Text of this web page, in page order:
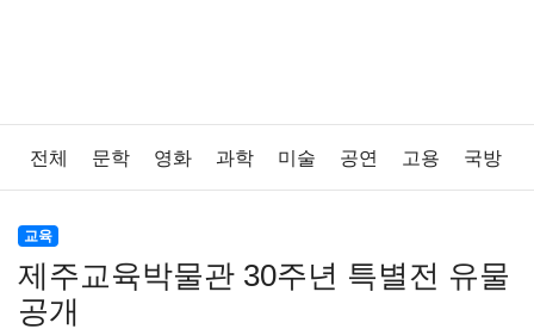
전체 문학 영화 과학 미술 공연 고용 국방
법률
보건 질병 가요 방송 일상 주식 암호화폐
교육
제주교육박물관 30주년 특별전 유물
공개